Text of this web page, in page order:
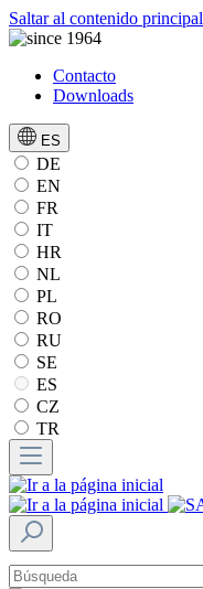
Saltar al contenido principal
Contacto
Downloads
ES
DE
EN
FR
IT
HR
NL
PL
RO
RU
SE
ES
CZ
TR